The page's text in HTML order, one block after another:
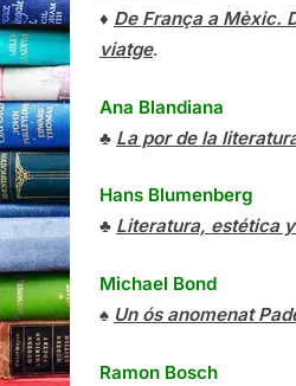
♦ De França a Mèxic.
viatge.
Ana Blandiana
♣ La por de la
Hans Blumenberg
♣ Literatura, estética
Michael Bond
♠ Un ós anomenat
Ramon Bosch